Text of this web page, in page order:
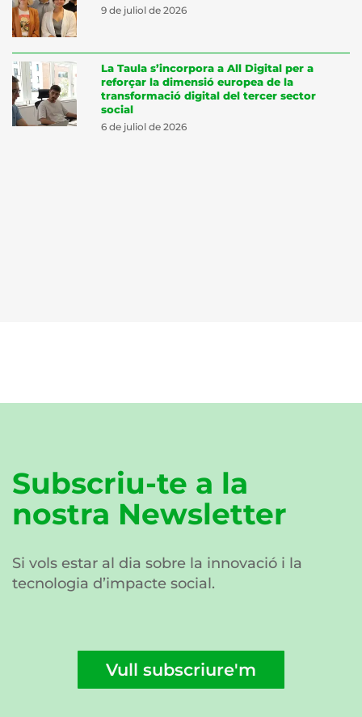
9 de juliol de 2026
La Taula s’incorpora a All Digital per a
reforçar la dimensió europea de la
transformació digital del tercer sector
social
6 de juliol de 2026
Subscriu-te a la
nostra Newsletter
Si vols estar al dia sobre la innovació i la
tecnologia d’impacte social.
Vull subscriure'm